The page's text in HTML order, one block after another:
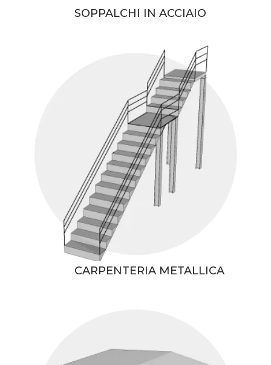
SOPPALCHI IN ACCIAIO
CARPENTERIA METALLICA